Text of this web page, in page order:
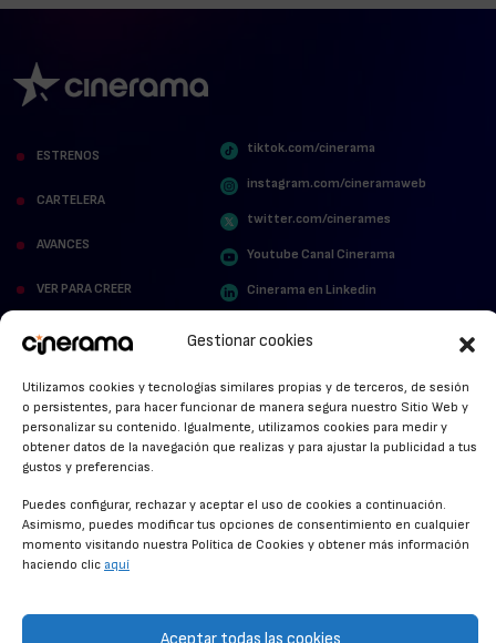
Gestionar cookies
Utilizamos cookies y tecnologías similares propias y de terceros, de sesión
o persistentes, para hacer funcionar de manera segura nuestro Sitio Web y
personalizar su contenido. Igualmente, utilizamos cookies para medir y
obtener datos de la navegación que realizas y para ajustar la publicidad a tus
gustos y preferencias.
Puedes configurar, rechazar y aceptar el uso de cookies a continuación.
Asimismo, puedes modificar tus opciones de consentimiento en cualquier
momento visitando nuestra Política de Cookies y obtener más información
haciendo clic aquí
Aceptar todas las cookies
ESTRENOS
CARTELERA
AVANCES
VER PARA CREER
MIRA QUIÉN HABLA
ALFOMBRA ROJA
ANUNCIOS DE CINE
tiktok.com/cinerama
instagram.com/cineramaweb
twitter.com/cinerames
Youtube Canal Cinerama
Cinerama en Linkedin
POLÍTICA DE PRIVACIDAD